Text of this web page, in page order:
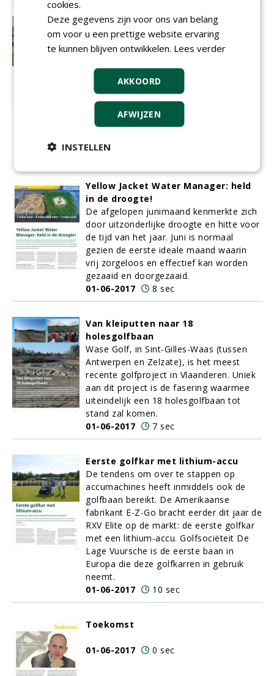
Betere banen
De Projectenparade is een overzicht van
de leukste, mooiste en meest bijzondere
verbeteringen aan nieuwe en bestaande
banen. Uw project ook op deze pagina´s
in Greenkeeper? Stuur een e-mail naar
Lieke van der Weijde (lieke@nwst.nl) en u
krijg alle de juiste formulieren
01-06-2017
Yellow Jacket Water Manager: held
in de droogte!
De afgelopen junimaand kenmerkte zich
door uitzonderlijke droogte en hitte voor
de tijd van het jaar. Juni is normaal
gezien de eerste ideale maand waarin
vrij zorgeloos en effectief kan worden
gezaaid en doorgezaaid.
01-06-2017
8 sec
Van kleiputten naar 18
holesgolfbaan
Wase Golf, in Sint-Gilles-Waas (tussen
Antwerpen en Zelzate), is het meest
recente golfproject in Vlaanderen. Uniek
aan dit project is de fasering waarmee
uiteindelijk een 18 holesgolfbaan tot
stand zal komen.
01-06-2017
7 sec
Eerste golfkar met lithium-accu
De tendens om over te stappen op
accumachines heeft inmiddels ook de
golfbaan bereikt. De Amerikaanse
fabrikant E-Z-Go bracht eerder dit jaar de
RXV Elite op de markt: de eerste golfkar
met een lithium-accu. Golfsociëteit De
Lage Vuursche is de eerste baan in
Europa die deze golfkarren in gebruik
neemt.
01-06-2017
10 sec
Toekomst
01-06-2017 0 sec
cookies.
Deze gegevens zijn voor ons van belang
om voor u een prettige website ervaring
te kunnen blijven ontwikkelen. Lees verder
AKKOORD
AFWIJZEN
INSTELLEN